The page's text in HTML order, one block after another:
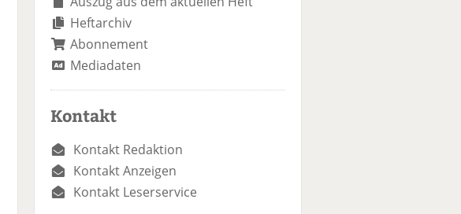
Heftarchiv
Abonnement
Mediadaten
Kontakt
Kontakt Redaktion
Kontakt Anzeigen
Kontakt Leserservice